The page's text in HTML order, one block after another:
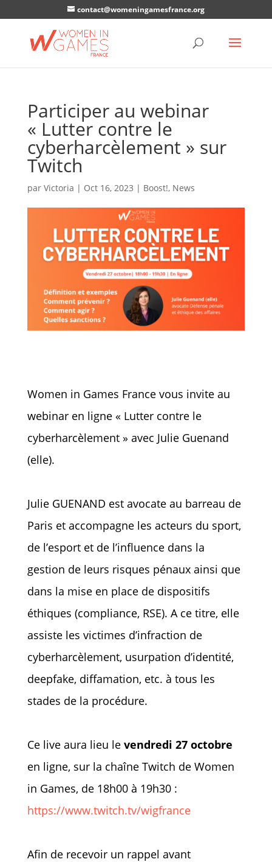
contact@womeningamesfrance.org
Participer au webinar
« Lutter contre le
cyberharcèlement » sur
Twitch
par Victoria | Oct 16, 2023 | Boost!, News
Women in Games France vous invite au
webinar en ligne « Lutter contre le
cyberharcèlement » avec Julie Guenand
(elle).
Julie GUENAND est avocate au barreau de
Paris et accompagne les acteurs du sport,
de l’esport et de l’influence dans la
gestion de leurs risques pénaux ainsi que
dans la mise en place de dispositifs
éthiques (compliance, RSE). A ce titre, elle
assiste les victimes d’infraction de
cyberharcèlement, usurpation d’identité,
deepfake, diffamation, etc. à tous les
stades de la procédure.
Ce live aura lieu le vendredi 27 octobre
en ligne, sur la chaîne Twitch de Women
in Games, de 18h00 à 19h30 :
https://www.twitch.tv/wigfrance
Afin de recevoir un rappel avant